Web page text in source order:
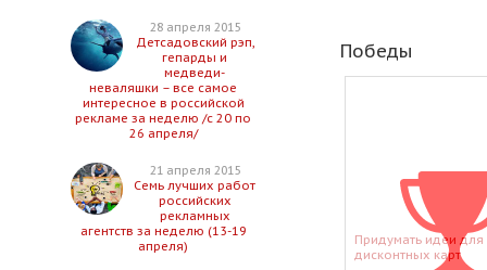
28 апреля 2015
Детсадовский рэп,
гепарды и
медведи-
неваляшки – все самое
интересное в российской
рекламе за неделю /с 20 по
26 апреля/
21 апреля 2015
Семь лучших работ
российских
рекламных
агентств за неделю (13-19
апреля)
Победы
Придумать идеи для
дисконтных карт